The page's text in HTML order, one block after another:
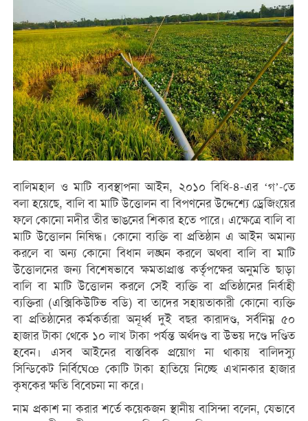
বালিমহাল ও মাটি ব্যবস্থাপনা আইন, ২০১০ বিধি-৪-এর ‘গ’-তে
বলা হয়েছে, বালি বা মাটি উত্তোলন বা বিপণনের উদ্দেশ্যে ড্রেজিংয়ের
ফলে কোনো নদীর তীর ভাঙনের শিকার হতে পারে। এক্ষেত্রে বালি বা
মাটি উত্তোলন নিষিদ্ধ। কোনো ব্যক্তি বা প্রতিষ্ঠান এ আইন অমান্য
করলে বা অন্য কোনো বিধান লঙ্ঘন করলে অথবা বালি বা মাটি
উত্তোলনের জন্য বিশেষভাবে ক্ষমতাপ্রাপ্ত কর্তৃপক্ষের অনুমতি ছাড়া
বালি বা মাটি উত্তোলন করলে সেই ব্যক্তি বা প্রতিষ্ঠানের নির্বাহী
ব্যক্তিরা (এক্সিকিউটিভ বডি) বা তাদের সহায়তাকারী কোনো ব্যক্তি
বা প্রতিষ্ঠানের কর্মকর্তারা অনূর্ধ্ব দুই বছর কারাদণ্ড, সর্বনিম্ন ৫০
হাজার টাকা থেকে ১০ লাখ টাকা পর্যন্ত অর্থদণ্ড বা উভয় দণ্ডে দণ্ডিত
হবেন। এসব আইনের বাস্তবিক প্রয়োগ না থাকায় বালিদস্যু
সিন্ডিকেট নির্বিঘেœ কোটি টাকা হাতিয়ে নিচ্ছে এখানকার হাজার
কৃষকের ক্ষতি বিবেচনা না করে।
নাম প্রকাশ না করার শর্তে কয়েকজন স্থানীয় বাসিন্দা বলেন, যেভাবে